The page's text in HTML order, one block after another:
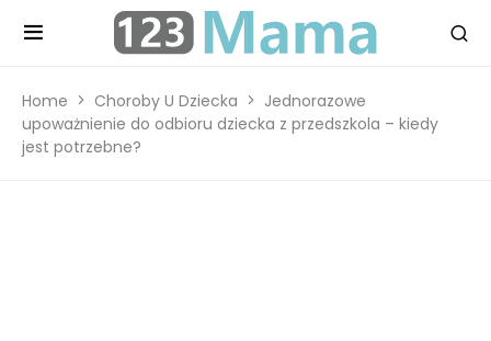
Home Choroby U Dziecka
Jednorazowe
upoważnienie do odbioru dziecka z przedszkola – kiedy
jest potrzebne?